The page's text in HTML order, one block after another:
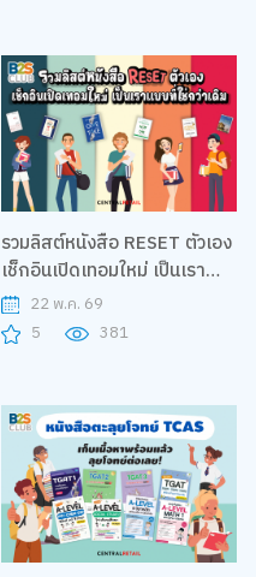
รวมลิสต์หนังสือ RESET ตัวเอง
เช็กอินเปิดเทอมใหม่ เป็นเรา
แบบที่ใช่กว่าเดิม
22 พ.ค. 69
5
381